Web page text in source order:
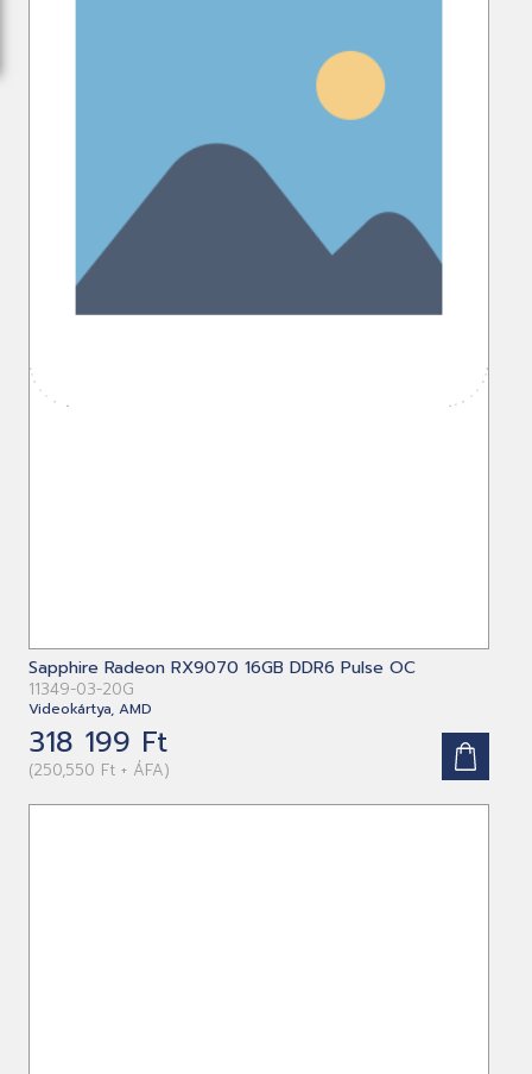
Sapphire Radeon RX9070 16GB DDR6 Pulse OC
11349-03-20G
Videokártya, AMD
318 199 Ft
(250,550 Ft + ÁFA)